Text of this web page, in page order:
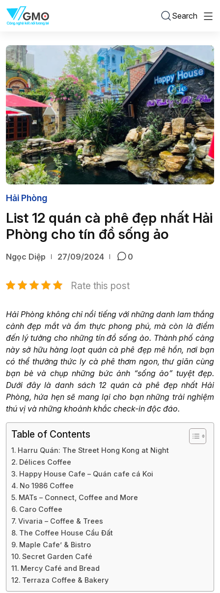
Search
Hải Phòng
List 12 quán cà phê đẹp nhất Hải
Phòng cho tín đồ sống ảo
Ngọc Diệp 27/09/2024 0
Rate this post
Hải Phòng không chỉ nổi tiếng với những danh lam thắng
cảnh đẹp mắt và ẩm thực phong phú, mà còn là điểm
đến lý tưởng cho những tín đồ sống ảo. Thành phố cảng
này sở hữu hàng loạt quán cà phê đẹp mê hồn, nơi bạn
có thể thưởng thức ly cà phê thơm ngon, thư giãn cùng
bạn bè và chụp những bức ảnh “sống ảo” tuyệt đẹp.
Dưới đây là danh sách 12 quán cà phê đẹp nhất Hải
Phòng, hứa hẹn sẽ mang lại cho bạn những trải nghiệm
thú vị và những khoảnh khắc check-in độc đáo.
Table of Contents
Harru Quán: The Street Hong Kong at Night
Délices Coffee
Happy House Cafe – Quán cafe cá Koi
No 1986 Coffee
MATs – Connect, Coffee and More
Caro Coffee
Vivaria – Coffee & Trees
The Coffee House Cầu Đất
Maple Cafe’ & Bistro
Secret Garden Café
Mercy Café and Bread
Terraza Coffee & Bakery